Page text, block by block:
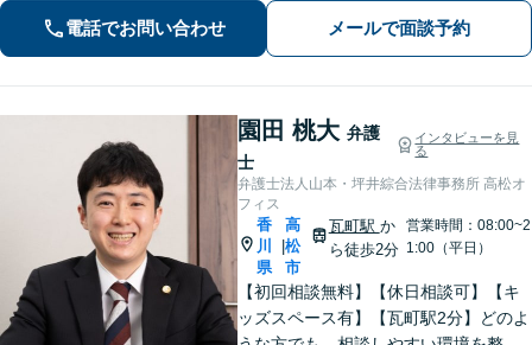
い、解決の方針を考えてまいります
【栗林公園駅7分／駐車場あり】
電話でお問い合わせ メールで面談予約
園田 桃大 弁護
士
インタビューを見
る
弁護士法人山本・坪井綜合法律事務所 高松オ
フィス
香
川
県
高
松
市
瓦町駅 か
ら徒歩2分
営業時間：08:00~2
1:00（平日）
【初回相談無料】【休日相談可】【キ
ッズスペース有】【瓦町駅2分】どのよ